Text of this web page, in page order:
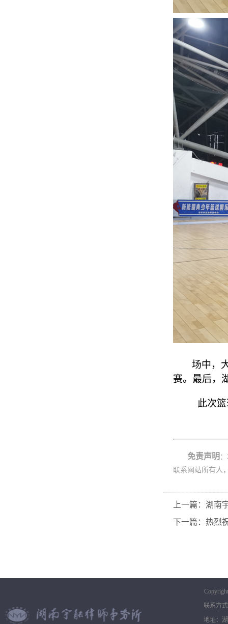
场中，
赛。最后，
此次
免责声明
联系网站所有人
上一篇：湖南
下一篇：热烈
联系方
地址：